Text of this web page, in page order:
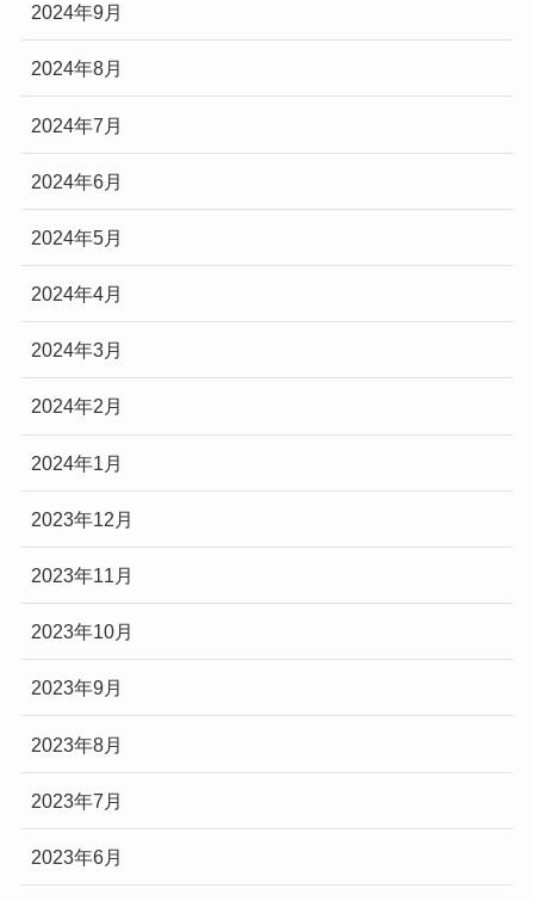
2024年9月
2024年8月
2024年7月
2024年6月
2024年5月
2024年4月
2024年3月
2024年2月
2024年1月
2023年12月
2023年11月
2023年10月
2023年9月
2023年8月
2023年7月
2023年6月